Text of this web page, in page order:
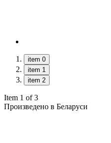
item 0
item 1
item 2
Item 1 of 3
Произведено в Беларуси